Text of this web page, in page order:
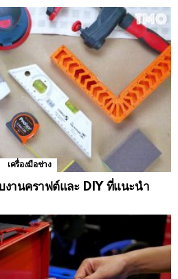
เครื่องมือช่าง
งานคราฟต์และ DIY ที่แนะนำ